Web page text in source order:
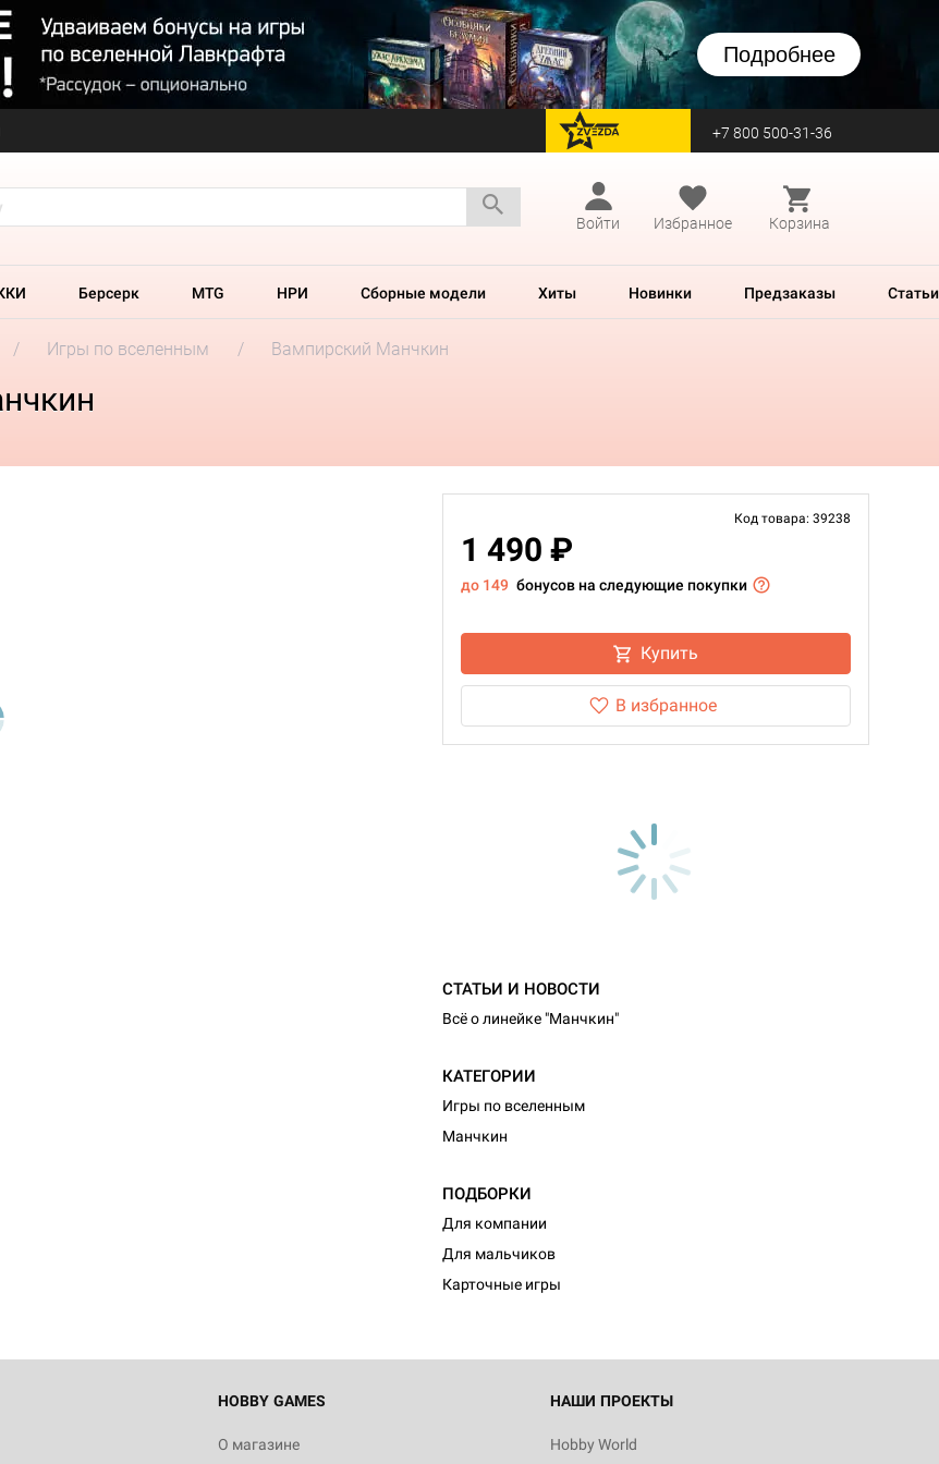
Подробнее
перейти на Zvezda +7 800 500-31-36
Войти
Избранное Корзина
Берсерк MTG НРИ Сборные модели Хиты Новинки Предзаказы Статьи
Игры по вселенным Вампирский Манчкин
Код товара: 39238
1 490 ₽
до 149 бонусов на следующие покупки
Купить
В избранное
СТАТЬИ И НОВОСТИ
Всё о линейке "Манчкин"
КАТЕГОРИИ
Игры по вселенным
Манчкин
ПОДБОРКИ
Для компании
Для мальчиков
Карточные игры
HOBBY GAMES
О магазине
НАШИ ПРОЕКТЫ
Hobby World